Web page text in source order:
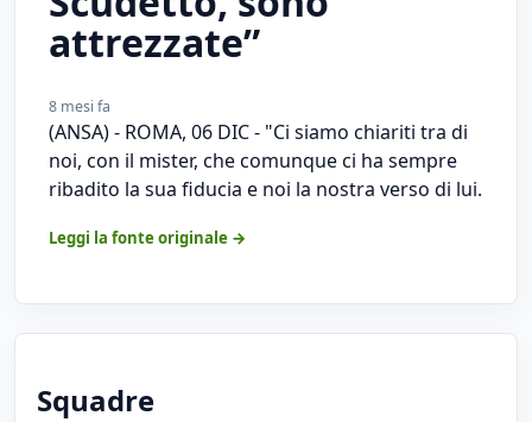
attrezzate”
8 mesi fa
(ANSA) - ROMA, 06 DIC - "Ci siamo chiariti tra di
noi, con il mister, che comunque ci ha sempre
ribadito la sua fiducia e noi la nostra verso di lui.
Leggi la fonte originale →
Squadre